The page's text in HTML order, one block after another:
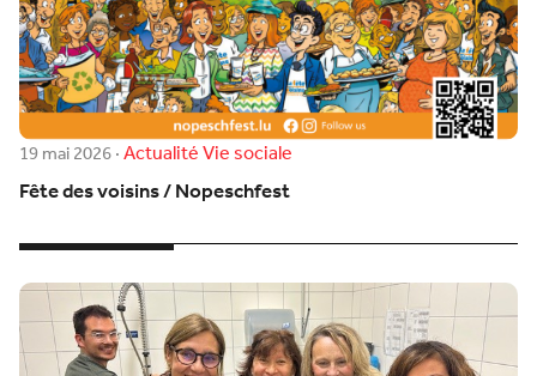
19 mai 2026·ActualitéVie sociale
Fête des voisins / Nopeschfest